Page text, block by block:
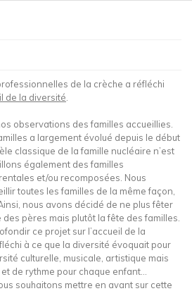
de la crèche a réfléchi
de la diversité
observations des familles accueillies.
a largement évolué depuis le début
classique de la famille nucléaire n’est
également des familles
et/ou recomposées. Nous
toutes les familles de la même façon,
nous avons décidé de ne plus fêter
pères mais plutôt la fête des familles.
ce projet sur l’accueil de la
à ce que la diversité évoquait pour
culturelle, musicale, artistique mais
de rythme pour chaque enfant…
souhaitons mettre en avant sur cette